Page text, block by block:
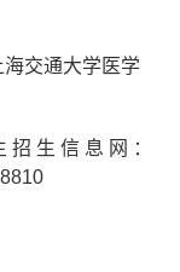
海交通大学医学
生信息网：